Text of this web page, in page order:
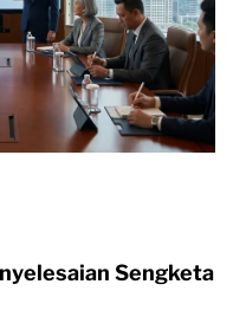
Sengketa